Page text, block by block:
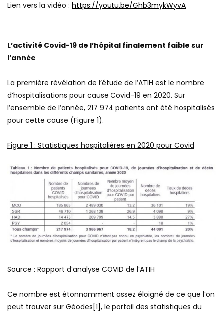
Lien vers la vidéo : https://youtu.be/Ghb3mykWyvA
L’activité Covid-19 de l’hôpital finalement faible sur
l’année
La première révélation de l’étude de l’ATIH est le nombre
d’hospitalisations pour cause Covid-19 en 2020. Sur
l’ensemble de l’année, 217 974 patients ont été hospitalisés
pour cette cause (Figure 1).
Figure 1 : Statistiques hospitalières en 2020 pour Covid
Source : Rapport d’analyse COVID de l’ATIH
Ce nombre est étonnamment assez éloigné de ce que l’on
peut trouver sur Géodes [1], le portail des statistiques du